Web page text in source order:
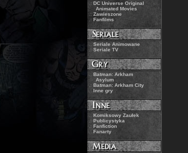
.: DC Universe Original
Animated Movies
.: Zawieszone
.: Fanfilms
.: Seriale Animowane
.: Seriale TV
.: Batman: Arkham
Asylum
.: Batman: Arkham City
.:Inne gry
.: Komiksowy Zaułek
.: Publicystyka
.: Fanfiction
.:Fanarty